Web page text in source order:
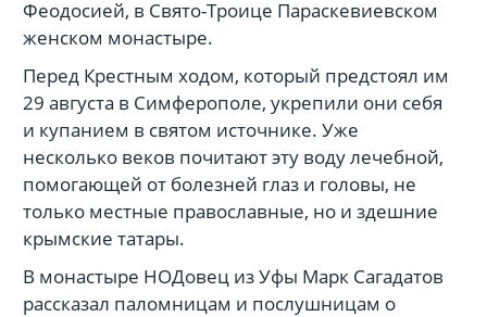
Феодосией, в Свято-Троице Параскевиевском
женском монастыре.
Перед Крестным ходом, который предстоял им
29 августа в Симферополе, укрепили они себя
и купанием в святом источнике. Уже
несколько веков почитают эту воду лечебной,
помогающей от болезней глаз и головы, не
только местные православные, но и здешние
крымские татары.
В монастыре НОДовец из Уфы Марк Сагадатов
рассказал паломницам и послушницам о